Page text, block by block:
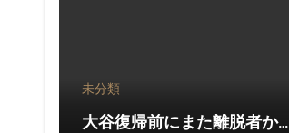
未分類
大谷復帰前にまた離脱者か…